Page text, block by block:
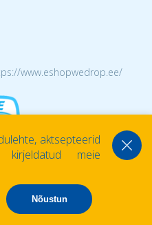
www.eshopwedrop.ee/
aktsepteerid
meie
Nõustun